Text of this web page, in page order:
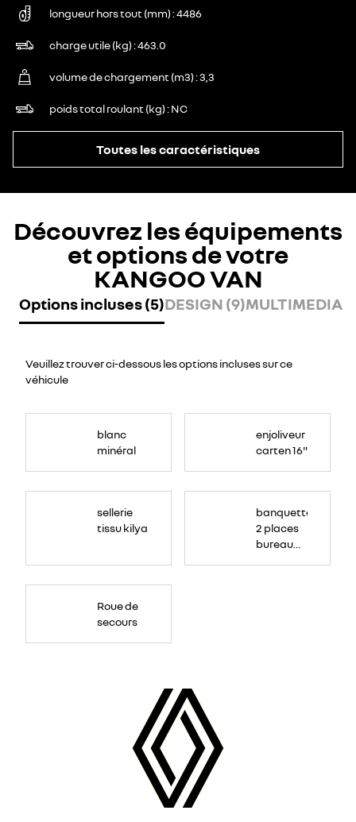
longueur hors tout (mm) 4486
charge utile (kg) 463.0
volume de chargement (m3) 3,3
poids total roulant (kg) NC
Toutes les caractéristiques
Découvrez les équipements
et options de votre
KANGOO VAN
Options incluses (5)DESIGN (9)MULTIMEDIA
Veuillez trouver ci-dessous les options incluses sur ce
véhicule
blanc
minéral
enjoliveur
carten 16"
sellerie
tissu kilya
banquette
2 places
bureau
Roue de
secours